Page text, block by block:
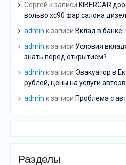
Сергей к записи KIBERCAR
вольво хс90 фар салона
admin к записи Вклад в банке:
admin к записи Условия
знать перед открытием?
admin к записи Эвакуатор в
рублей, цены на услуги
admin к записи Проблема с
Разделы